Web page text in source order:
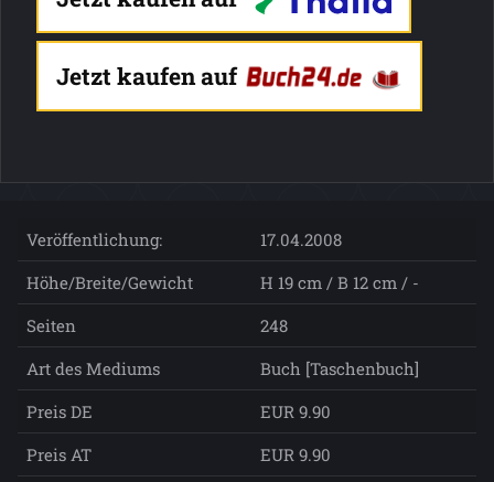
Jetzt kaufen auf
Veröffentlichung:
17.04.2008
Höhe/Breite/Gewicht
H 19 cm / B 12 cm / -
Seiten
248
Art des Mediums
Buch [Taschenbuch]
Preis DE
EUR 9.90
Preis AT
EUR 9.90